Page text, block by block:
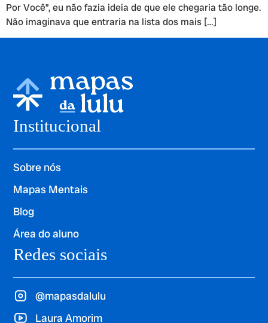
Por Você”, eu não fazia ideia de que ele chegaria tão longe.
Não imaginava que entraria na lista dos mais […]
Institucional
Sobre nós
Mapas Mentais
Blog
Área do aluno
Redes sociais
@mapasdalulu
Laura Amorim